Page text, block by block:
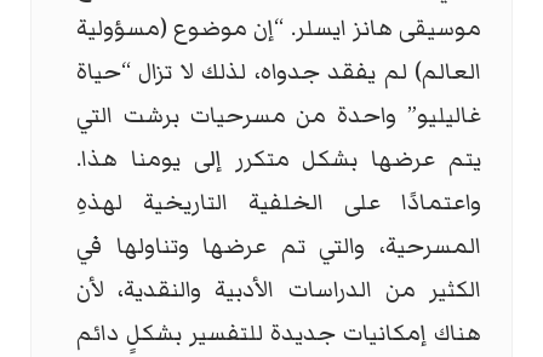
موسيقى هانز ايسلر. “إن موضوع (مسؤولية
العالم) لم يفقد جدواه، لذلك لا تزال “حياة
غاليليو” واحدة من مسرحيات برشت التي
يتم عرضها بشكل متكرر إلى يومنا هذا.
واعتمادًا على الخلفية التاريخية لهذهِ
المسرحية، والتي تم عرضها وتناولها في
الكثير من الدراسات الأدبية والنقدية، لأن
هناك إمكانيات جديدة للتفسير بشكلٍ دائم